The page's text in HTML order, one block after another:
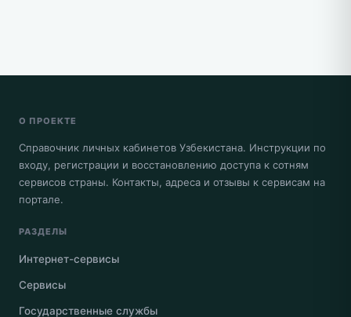
О ПРОЕКТЕ
Справочник личных кабинетов Узбекистана. Инструкции по
входу, регистрации и восстановлению доступа к сотням
сервисов страны. Контакты, адреса и отзывы к сервисам на
портале.
РАЗДЕЛЫ
Интернет-сервисы
Сервисы
Государственные службы